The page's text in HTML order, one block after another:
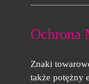
Ochrona
Znaki
także potężny